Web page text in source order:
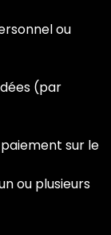
ou
(par
sur le
ou plusieurs